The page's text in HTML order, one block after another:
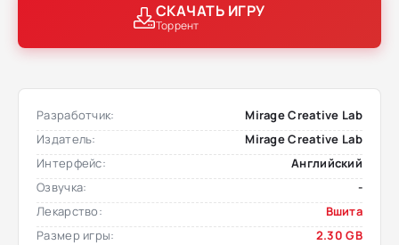
СКАЧАТЬ ИГРУ
Торрент
Разработчик:
Mirage Creative Lab
Издатель:
Mirage Creative Lab
Интерфейс:
Английский
Озвучка:
-
Лекарство:
Вшита
Размер игры:
2.30 GB